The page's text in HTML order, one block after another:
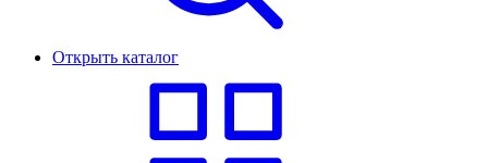
Открыть каталог